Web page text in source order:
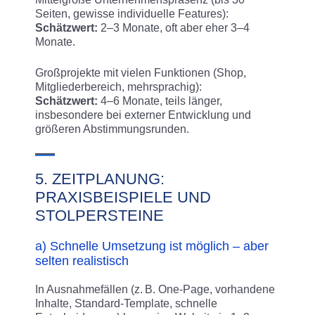
Seiten, gewisse individuelle Features):
Schätzwert: 2–3 Monate, oft aber eher 3–4
Monate.
Großprojekte mit vielen Funktionen (Shop,
Mitgliederbereich, mehrsprachig):
Schätzwert: 4–6 Monate, teils länger,
insbesondere bei externer Entwicklung und
größeren Abstimmungsrunden.
5. ZEITPLANUNG:
PRAXISBEISPIELE UND
STOLPERSTEINE
a) Schnelle Umsetzung ist möglich – aber
selten realistisch
In Ausnahmefällen (z. B. One-Page, vorhandene
Inhalte, Standard-Template, schnelle